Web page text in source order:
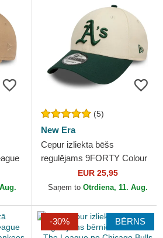
(5)
New Era
Cepur izliekta bēšs
regulējams 9FORTY Colour
Block no Oakland Athletics
MLB no New Era
EUR 25,95
Saņem to Otrdiena, 11. Aug.
-30% BĒRNS